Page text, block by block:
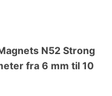
N52 Strong
fra 6 mm til 10